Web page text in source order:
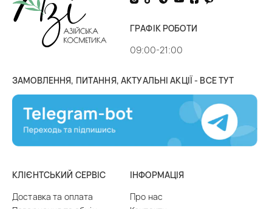
ГРАФІК РОБОТИ
09:00-21:00
ЗАМОВЛЕННЯ, ПИТАННЯ, АКТУАЛЬНІ АКЦІЇ - ВСЕ ТУТ
КЛІЄНТСЬКИЙ СЕРВІС
Доставка та оплата
ІНФОРМАЦІЯ
Про нас